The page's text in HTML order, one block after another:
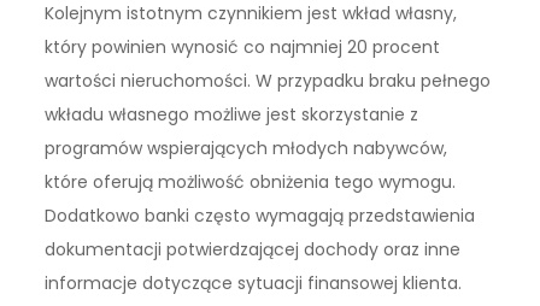
Kolejnym istotnym czynnikiem jest wkład własny,
który powinien wynosić co najmniej 20 procent
wartości nieruchomości. W przypadku braku pełnego
wkładu własnego możliwe jest skorzystanie z
programów wspierających młodych nabywców,
które oferują możliwość obniżenia tego wymogu.
Dodatkowo banki często wymagają przedstawienia
dokumentacji potwierdzającej dochody oraz inne
informacje dotyczące sytuacji finansowej klienta.